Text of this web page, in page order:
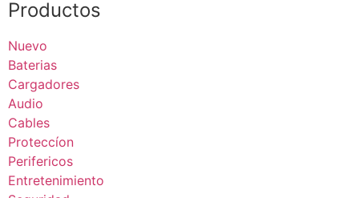
Productos
Nuevo
Baterias
Cargadores
Audio
Cables
Proteccíon
Perifericos
Entretenimiento